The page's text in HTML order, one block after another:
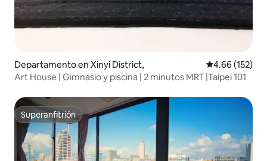
Departamento en Xinyi District, Calificación
4.66 (152)
Art House | Gimnasio y piscina | 2 minutos MRT |Taipei 101
Superanfitrión
Superanfitrión